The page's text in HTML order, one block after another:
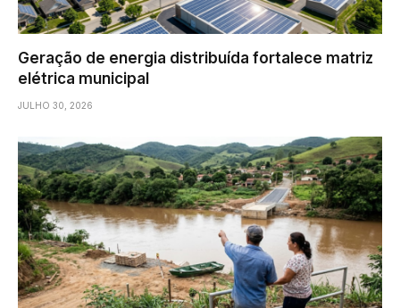
Geração de energia distribuída fortalece matriz
elétrica municipal
JULHO 30, 2026